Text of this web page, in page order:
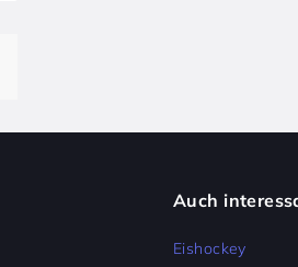
Auch
Eishockey